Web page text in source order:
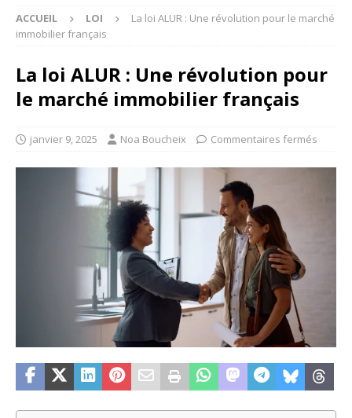
ACCUEIL LOI
La loi ALUR : Une révolution pour le marché
immobilier français
La loi ALUR : Une révolution pour
le marché immobilier français
janvier 9, 2025 Noa Boucheix Commentaires fermés